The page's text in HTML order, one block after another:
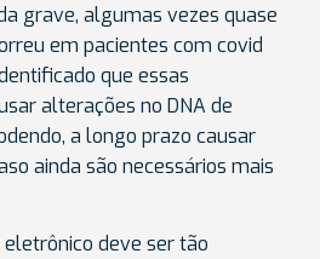
grave, algumas vezes quase
em pacientes com covid
que essas
alterações no DNA de
a longo prazo causar
ainda são necessários mais
deve ser tão